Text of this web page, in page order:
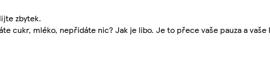
zbytek.
cukr, mléko, nepřidáte nic? Jak je libo. Je to přece vaše pauza a vaše